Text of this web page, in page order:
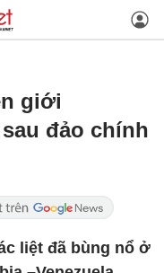
giới
đảo chính
liệt đã bùng nổ ở